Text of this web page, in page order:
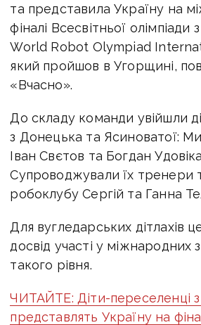
та представила Україну на
фіналі Всесвітньої олімпіади
World Robot Olympiad
який пройшов в Угорщині,
«Вчасно».
До складу команди увійшли
з Донецька та Ясиноватої:
Іван Свєтов та Богдан
Супроводжували їх тренери
робоклубу Сергій та Ганна
Для вугледарських дітлахів
досвід участі у міжнародних
такого рівня.
ЧИТАЙТЕ: Діти-переселенці
представлять Україну на